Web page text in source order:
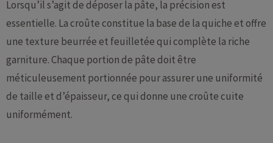
Lorsqu’il s’agit de déposer la pâte, la précision est
essentielle. La croûte constitue la base de la quiche et offre
une texture beurrée et feuilletée qui complète la riche
garniture. Chaque portion de pâte doit être
méticuleusement portionnée pour assurer une uniformité
de taille et d’épaisseur, ce qui donne une croûte cuite
uniformément.